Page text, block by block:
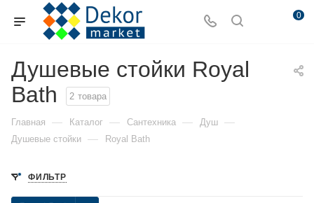
0
Душевые стойки Royal
Bath
2 товара
Главная — Каталог — Сантехника — Душ —
Душевые стойки — Royal Bath
ФИЛЬТР